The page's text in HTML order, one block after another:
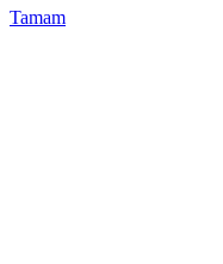
Tamam